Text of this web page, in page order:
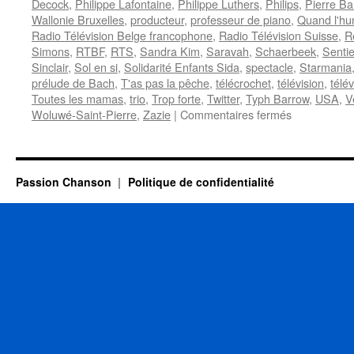
Decock, Philippe Lafontaine, Philippe Luthers, Philips, Pierre
Wallonie Bruxelles, producteur, professeur de piano, Quand
Radio Télévision Belge francophone, Radio Télévision Suisse,
Simons, RTBF, RTS, Sandra Kim, Saravah, Schaerbeek,
Sinclair, Sol en si, Solidarité Enfants Sida, spectacle, Starmania
prélude de Bach, T'as pas la pêche, télécrochet, télévision,
Toutes les mamas, trio, Trop forte, Twitter, Typh Barrow, USA,
Woluwé-Saint-Pierre, Zazie | Commentaires ferméssur
Passion Chanson Politique de confidentialité